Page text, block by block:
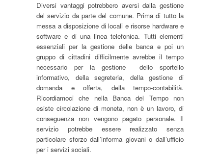
Diversi vantaggi potrebbero aversi dalla gestione
del servizio da parte del comune. Prima di tutto la
messa a disposizione di locali e risorse hardware e
software e di una linea telefonica. Tutti elementi
essenziali per la gestione delle banca e poi un
gruppo di cittadini difficilmente avrebbe il tempo
necessario per la gestione dello sportello
informativo, della segreteria, della gestione di
domanda e offerta, della tempo-contabilità.
Ricordiamoci che nella Banca del Tempo non
esiste circolazione di moneta, non è un lavoro, di
conseguenza non vengono pagato personale. Il
servizio potrebbe essere realizzato senza
particolare sforzo dall’informa giovani o dall’ufficio
per i servizi sociali.